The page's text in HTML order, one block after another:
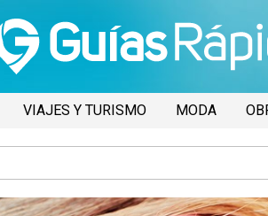
VIAJES Y TURISMO MODA